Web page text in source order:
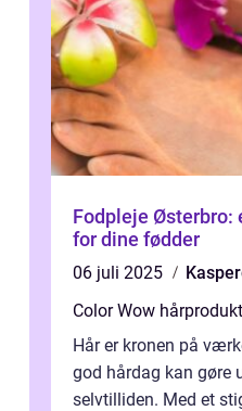
Fodpleje
for dine fødder
06 juli 2025
Color Wow
Hår er kronen på
god hårdag kan gøre
selvtilliden. Med et